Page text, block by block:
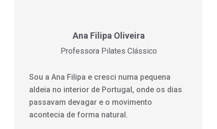
Ana Filipa Oliveira
Professora Pilates Clássico
Sou a Ana Filipa e cresci numa pequena
aldeia no interior de Portugal, onde os dias
passavam devagar e o movimento
acontecia de forma natural.